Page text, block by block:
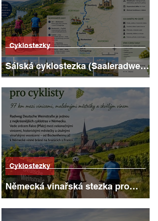
Sálská cyklostezka (Saaleradweg):
403 kilometrů hradů, vinic a
říčních scenérií
Cyklostezky
Německá vinařská stezka pro
cyklisty
Cyklostezky